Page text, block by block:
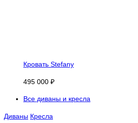
Кровать Stefany
495 000 ₽
Все диваны и кресла
Диваны Кресла